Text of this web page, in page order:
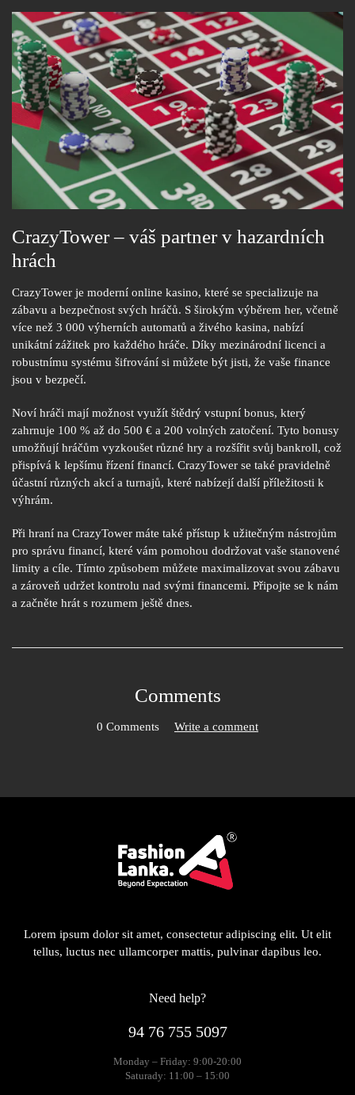
CrazyTower – váš partner v hazardních
hrách
CrazyTower je moderní online kasino, které se specializuje na
zábavu a bezpečnost svých hráčů. S širokým výběrem her, včetně
více než 3 000 výherních automatů a živého kasina, nabízí
unikátní zážitek pro každého hráče. Díky mezinárodní licenci a
robustnímu systému šifrování si můžete být jisti, že vaše finance
jsou v bezpečí.
Noví hráči mají možnost využít štědrý vstupní bonus, který
zahrnuje 100 % až do 500 € a 200 volných zatočení. Tyto bonusy
umožňují hráčům vyzkoušet různé hry a rozšířit svůj bankroll, což
přispívá k lepšímu řízení financí. CrazyTower se také pravidelně
účastní různých akcí a turnajů, které nabízejí další příležitosti k
výhrám.
Při hraní na CrazyTower máte také přístup k užitečným nástrojům
pro správu financí, které vám pomohou dodržovat vaše stanovené
limity a cíle. Tímto způsobem můžete maximalizovat svou zábavu
a zároveň udržet kontrolu nad svými financemi. Připojte se k nám
a začněte hrát s rozumem ještě dnes.
Comments
0 Comments Write a comment
Lorem ipsum dolor sit amet, consectetur adipiscing elit. Ut elit
tellus, luctus nec ullamcorper mattis, pulvinar dapibus leo.
Need help?
94 76 755 5097
Monday – Friday: 9:00-20:00
Saturady: 11:00 – 15:00